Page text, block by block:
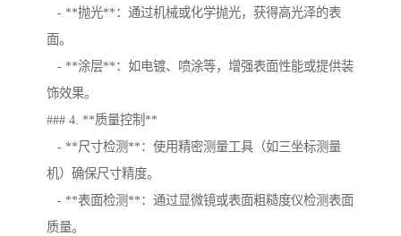
- **抛光**：通过机械或化学抛光，获得高光泽的表
面。
- **涂层**：如电镀、喷涂等，增强表面性能或提供装
饰效果。
### 4. **质量控制**
- **尺寸检测**：使用精密测量工具（如三坐标测量
机）确保尺寸精度。
- **表面检测**：通过显微镜或表面粗糙度仪检测表面
质量。